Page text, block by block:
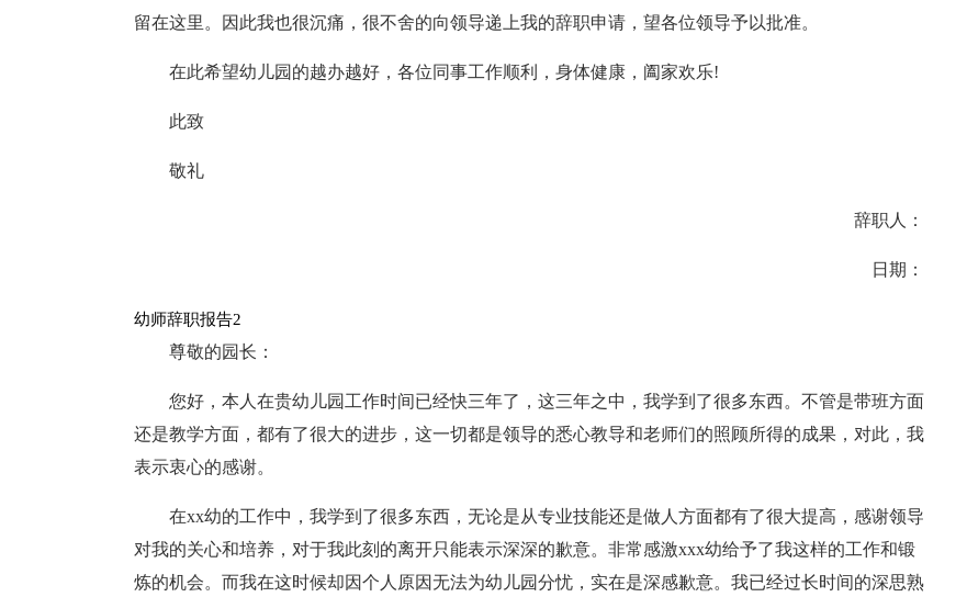
留在这里。因此我也很沉痛，很不舍的向领导递上我的辞职申请，望各位领导予以批准。
在此希望幼儿园的越办越好，各位同事工作顺利，身体健康，阖家欢乐!
此致
敬礼
辞职人：
日期：
幼师辞职报告2
尊敬的园长：
您好，本人在贵幼儿园工作时间已经快三年了，这三年之中，我学到了很多东西。不管是带班方面
还是教学方面，都有了很大的进步，这一切都是领导的悉心教导和老师们的照顾所得的成果，对此，我
表示衷心的感谢。
在xx幼的工作中，我学到了很多东西，无论是从专业技能还是做人方面都有了很大提高，感谢领导
对我的关心和培养，对于我此刻的离开只能表示深深的歉意。非常感激xxx幼给予了我这样的工作和锻
炼的机会。而我在这时候却因个人原因无法为幼儿园分忧，实在是深感歉意。我已经过长时间的深思熟